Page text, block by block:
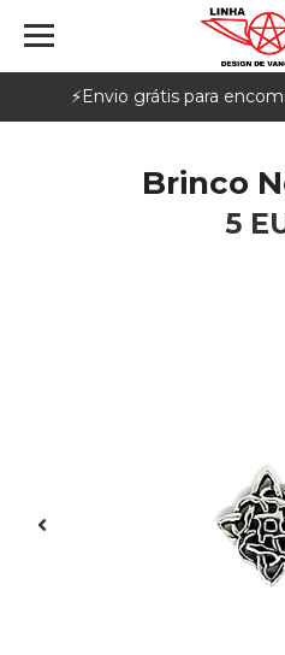
⚡️Envio grátis para
Brinco
5